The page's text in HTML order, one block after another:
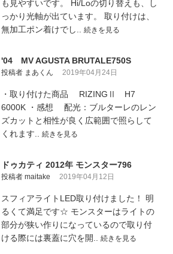
も見やすいです。 Hi/Loの切り替えも、し
っかり光軸が出ています。 取り付けは、
無加工ポン着けでし.. 続きを見る
'04 MV AGUSTA BRUTALE750S
投稿者 まあくん 2019年04月24日
・取り付けた商品 RIZINGⅡ H7
6000K ・感想 配光：ブルターレのレン
ズカットと相性が良く広範囲で照らして
くれます.. 続きを見る
ドゥカティ 2012年 モンスター796
投稿者 maitake 2019年04月12日
スフィアライトLED取り付けました！ 明
るくて満足です☆ モンスターはライトの
部分が狭い作りになっているので取り付
ける際には裏蓋に穴を開.. 続きを見る